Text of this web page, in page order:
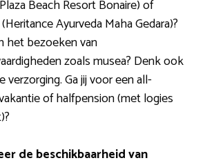
Beach Resort Bonaire) of
Ayurveda Maha Gedara)?
het bezoeken van
zoals musea? Denk ook
verzorging. Ga jij voor een all-
of halfpension (met logies
de beschikbaarheid van